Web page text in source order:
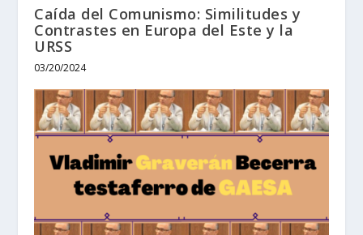
Caída del Comunismo: Similitudes y
Contrastes en Europa del Este y la
URSS
03/20/2024